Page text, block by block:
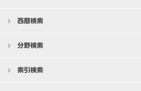
西暦検索
分野検索
索引検索